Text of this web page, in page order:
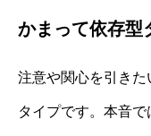
かまって依存型
注意や関心を引き
タイプです。本音